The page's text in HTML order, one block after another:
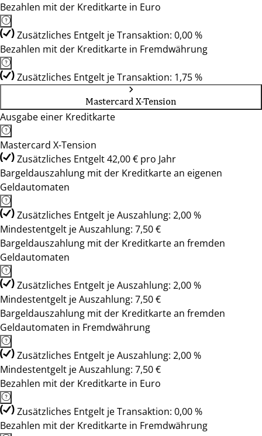
Bezahlen mit der Kreditkarte in Euro
Zusätzliches Entgelt je Transaktion: 0,00 %
Bezahlen mit der Kreditkarte in Fremdwährung
Zusätzliches Entgelt je Transaktion: 1,75 %
Mastercard X-Tension
Ausgabe einer Kreditkarte
Mastercard X-Tension
Zusätzliches Entgelt 42,00 € pro Jahr
Bargeldauszahlung mit der Kreditkarte an eigenen
Geldautomaten
Zusätzliches Entgelt je Auszahlung: 2,00 %
Mindestentgelt je Auszahlung: 7,50 €
Bargeldauszahlung mit der Kreditkarte an fremden
Geldautomaten
Zusätzliches Entgelt je Auszahlung: 2,00 %
Mindestentgelt je Auszahlung: 7,50 €
Bargeldauszahlung mit der Kreditkarte an fremden
Geldautomaten in Fremdwährung
Zusätzliches Entgelt je Auszahlung: 2,00 %
Mindestentgelt je Auszahlung: 7,50 €
Bezahlen mit der Kreditkarte in Euro
Zusätzliches Entgelt je Transaktion: 0,00 %
Bezahlen mit der Kreditkarte in Fremdwährung